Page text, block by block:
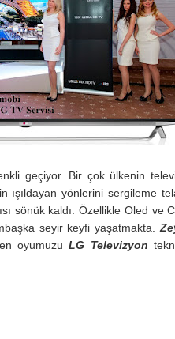
geçiyor. Bir çok ülkenin
ışıldayan yönlerini sergileme
sönük kaldı. Özellikle Oled ve
seyir keyfi yaşatmakta.
oyumuzuLG Televizyon